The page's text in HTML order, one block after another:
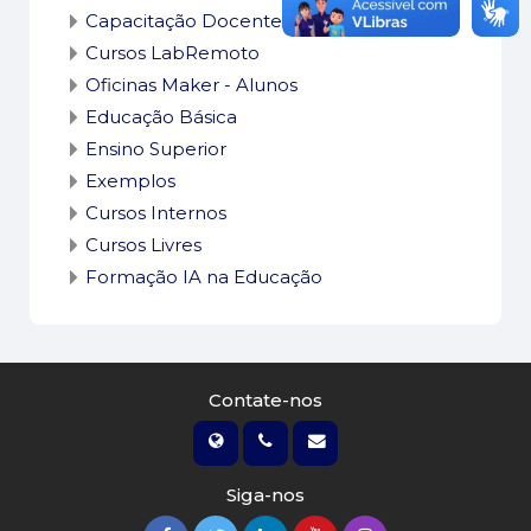
Capacitação Docente
Cursos LabRemoto
Oficinas Maker - Alunos
Educação Básica
Ensino Superior
Exemplos
Cursos Internos
Cursos Livres
Formação IA na Educação
Contate-nos
Siga-nos